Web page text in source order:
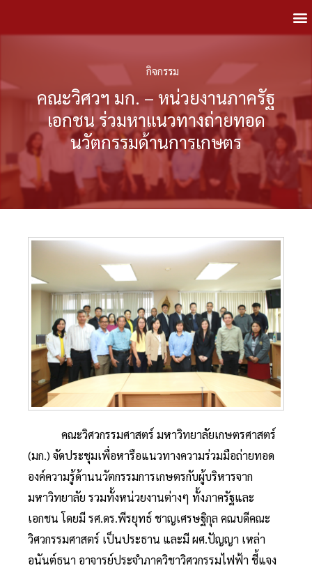
กิจกรรม
คณะวิศวฯ มก. – หน่วยงานภาครัฐ
เอกชน ร่วมหาแนวทางถ่ายทอด
นวัตกรรมด้านการเกษตร
คณะวิศวกรรมศาสตร์ มหาวิทยาลัยเกษตรศาสตร์
(มก.) จัดประชุมเพื่อหารือแนวทางความร่วมมือถ่ายทอด
องค์ความรู้ด้านนวัตกรรมการเกษตรกับผู้บริหารจาก
มหาวิทยาลัย รวมทั้งหน่วยงานต่างๆ ทั้งภาครัฐและ
เอกชน โดยมี รศ.ดร.พีรยุทธ์ ชาญเศรษฐิกุล คณบดีคณะ
วิศวกรรมศาสตร์ เป็นประธาน และมี ผศ.ปัญญา เหล่า
อนันต์ธนา อาจารย์ประจำภาควิชาวิศวกรรมไฟฟ้า ชี้แจง